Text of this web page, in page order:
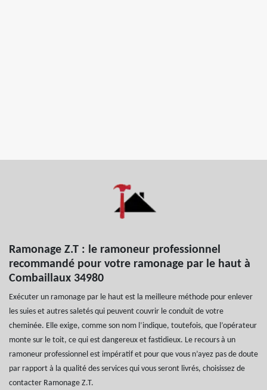
Ramonage Z.T : le ramoneur professionnel
recommandé pour votre ramonage par le haut à
Combaillaux 34980
Exécuter un ramonage par le haut est la meilleure méthode pour enlever
les suies et autres saletés qui peuvent couvrir le conduit de votre
cheminée. Elle exige, comme son nom l’indique, toutefois, que l’opérateur
monte sur le toit, ce qui est dangereux et fastidieux. Le recours à un
ramoneur professionnel est impératif et pour que vous n’ayez pas de doute
par rapport à la qualité des services qui vous seront livrés, choisissez de
contacter Ramonage Z.T.